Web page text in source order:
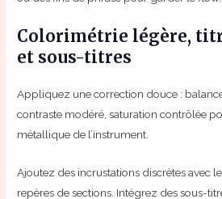
Colorimétrie légère,
et sous-titres
Appliquez une correction douce :
contraste modéré, saturation contrôlée
métallique de l’instrument.
Ajoutez des incrustations discrètes avec
repères de sections. Intégrez des sous-